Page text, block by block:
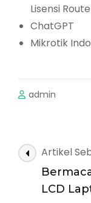
Lisensi
ChatGPT
Mikrotik
admin
Navigasi
Artikel
Artikel
LCD